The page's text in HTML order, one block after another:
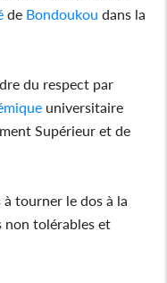
de Bondoukou dans la
du respect par
universitaire
Supérieur et de
tourner le dos à la
non tolérables et